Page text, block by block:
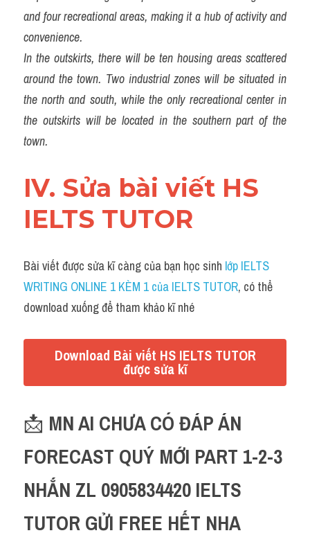
and four recreational areas, making it a hub of activity and
convenience.
In the outskirts, there will be ten housing areas scattered
around the town. Two industrial zones will be situated in
the north and south, while the only recreational center in
the outskirts will be located in the southern part of the
town.
IV. Sửa bài viết HS
IELTS TUTOR
Bài viết được sửa kĩ càng của bạn học sinh lớp IELTS
WRITING ONLINE 1 KÈM 1 của IELTS TUTOR, có thể
download xuống để tham khảo kĩ nhé
Download Bài viết HS IELTS TUTOR
được sửa kĩ
📩 MN AI CHƯA CÓ ĐÁP ÁN
FORECAST QUÝ MỚI PART 1-2-3
NHẮN ZL 0905834420 IELTS
TUTOR GỬI FREE HẾT NHA